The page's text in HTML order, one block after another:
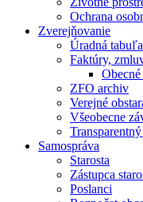
Ochrana
Zverejňovanie
Úradná tabuľa
Faktúry,
ZFO archiv
Verejné
Všeobecne
Samospráva
Starosta
Zástupca
Poslanci